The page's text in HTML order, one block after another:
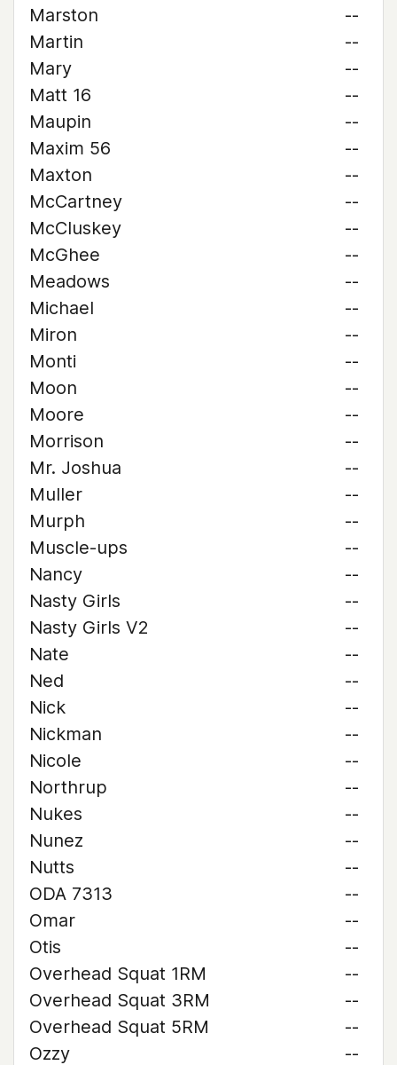
Marston
--
Martin
--
Mary
--
Matt 16
--
Maupin
--
Maxim 56
--
Maxton
--
McCartney
--
McCluskey
--
McGhee
--
Meadows
--
Michael
--
Miron
--
Monti
--
Moon
--
Moore
--
Morrison
--
Mr. Joshua
--
Muller
--
Murph
--
Muscle-ups
--
Nancy
--
Nasty Girls
--
Nasty Girls V2
--
Nate
--
Ned
--
Nick
--
Nickman
--
Nicole
--
Northrup
--
Nukes
--
Nunez
--
Nutts
--
ODA 7313
--
Omar
--
Otis
--
Overhead Squat 1RM
--
Overhead Squat 3RM
--
Overhead Squat 5RM
--
Ozzy
--